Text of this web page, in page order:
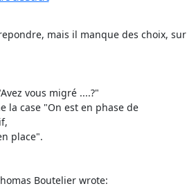
mais il manque des choix, sur
vous migré ....?"
la case "On est en phase de
place".
Boutelier wrote: